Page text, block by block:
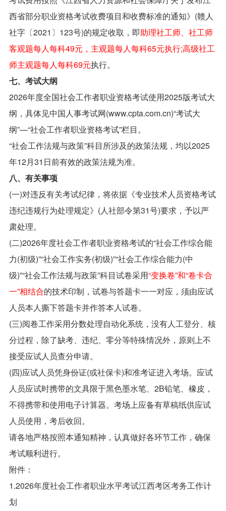
西省部分职业资格考试收费项目和收费标准的通知》(赣人
社字〔2021〕123号)的规定收取，即助理社工师、社工师
客观题每人每科49元，主观题每人每科65元执行;高级社工
师主观题每人每科69元执行。
七、考试大纲
2026年度全国社会工作者职业资格考试使用2025版考试大
纲，具体见中国人事考试网(www.cpta.com.cn)“考试大
纲”—“社会工作者职业资格考试”栏目。
“社会工作法规与政策”科目所涉及的政策法规，均以2025
年12月31日前有效的政策法规为准。
八、有关事项
(一)对违反有关考试纪律，将依据《专业技术人员资格考试
违纪违规行为处理规定》(人社部令第31号)要求，予以严
肃处理。
(二)2026年度社会工作者职业资格考试的“社会工作综合能
力(初级)”“社会工作实务(初级)”“社会工作综合能力(中
级)”“社会工作法规与政策”科目试卷采用“变换卷”和“卷卡合
一”相结合的技术印制，试卷与答题卡一一对应，须由应试
人员本人撕下答题卡并作答本人试卷。
(三)阅卷工作采用分数处理自动化系统，没有人工登分、核
分过程，除了缺考、违纪、零分等特殊情况外，原则上不
接受应试人员查分申请。
(四)应试人员凭身份证(或社保卡)和准考证进入考场。应试
人员应试时携带的文具限于黑色墨水笔、2B铅笔、橡皮，
不得携带和使用电子计算器。考场上应备有草稿纸供应试
人员使用，考后收回。
请各地严格按照本通知精神，认真做好各环节工作，确保
考试顺利进行。
附件：
1.2026年度社会工作者职业水平考试江西考区考务工作计
划